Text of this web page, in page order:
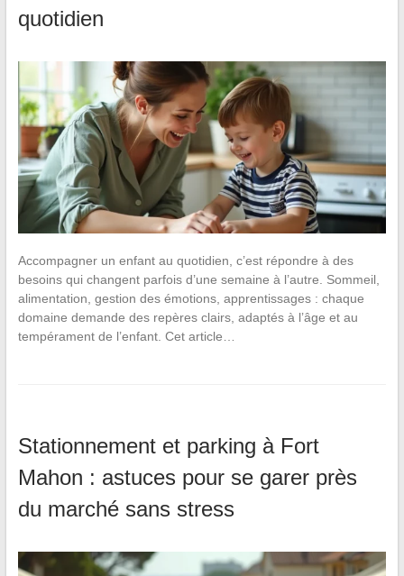
quotidien
Accompagner un enfant au quotidien, c’est répondre à des
besoins qui changent parfois d’une semaine à l’autre. Sommeil,
alimentation, gestion des émotions, apprentissages : chaque
domaine demande des repères clairs, adaptés à l’âge et au
tempérament de l’enfant. Cet article…
Stationnement et parking à Fort
Mahon : astuces pour se garer près
du marché sans stress